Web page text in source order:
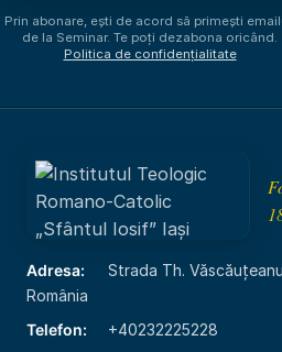
Am citit și sunt de acord cu
Prin abonare, ești de acord să primești
de la Seminar. Te poți dezabona oricând.
Politica de confidențialitate
Adresa:
Strada Th.
România
Telefon:
+40232225228